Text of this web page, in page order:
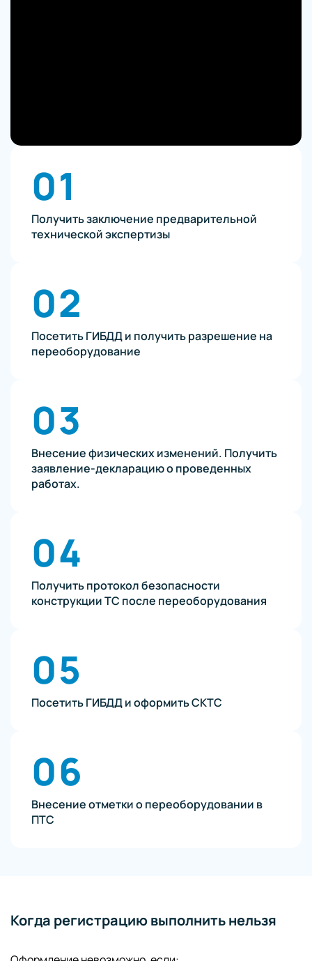
01
Получить заключение предварительной
технической экспертизы
02
Посетить ГИБДД и получить разрешение на
переоборудование
03
Внесение физических изменений. Получить
заявление-декларацию о проведенных
работах.
04
Получить протокол безопасности
конструкции ТС после переоборудования
05
Посетить ГИБДД и оформить СКТС
06
Внесение отметки о переоборудовании в
ПТС
Когда регистрацию выполнить нельзя